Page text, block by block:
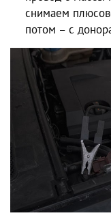
снимаем
потом – с